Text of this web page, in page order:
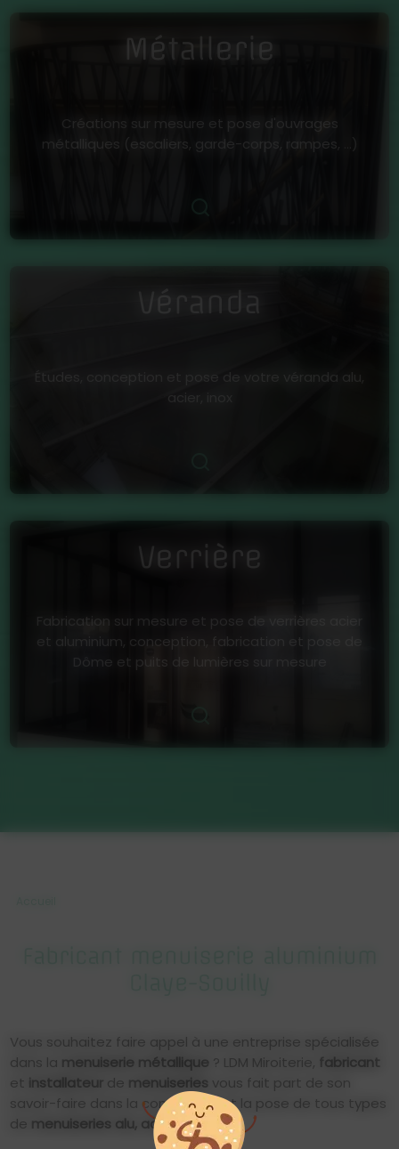
Métallerie
Créations sur mesure et pose d'ouvrages
métalliques (escaliers, garde-corps, rampes, ...)
Véranda
Études, conception et pose de votre véranda alu,
Verrière
Fabrication sur mesure et pose de verrières acier
et aluminium, conception, fabrication et pose de
Dôme et puits de lumières sur mesure
Vous souhaitez faire appel à une entreprise spécialisée
dans la menuiserie métallique ? LDM Miroiterie, fabricant
et installateur de menuiseries vous fait part de son
savoir-faire dans la conception et la pose de tous types
de menuiseries alu, acier et inox.